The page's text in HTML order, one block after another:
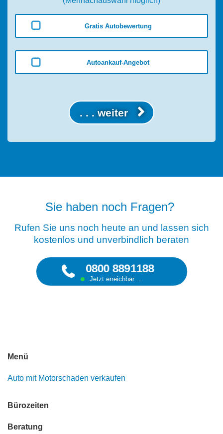
Gratis Autobewertung
Autoankauf-Angebot
. . . weiter
Sie haben noch Fragen?
Rufen Sie uns noch heute an und lassen sich
kostenlos und unverbindlich beraten
0800 8891188
Jetzt erreichbar ...
Menü
Auto mit Motorschaden verkaufen
Bürozeiten
Beratung